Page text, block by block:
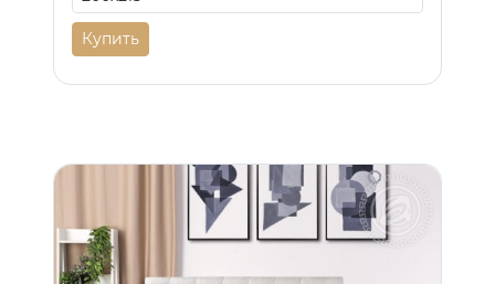
Купить